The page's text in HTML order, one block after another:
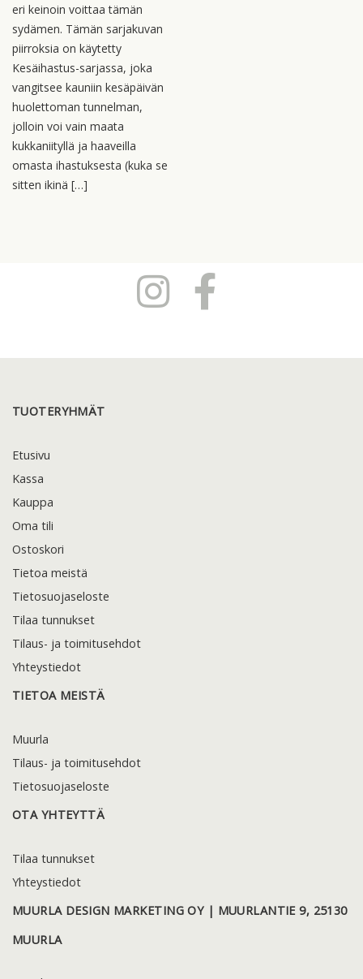
eri keinoin voittaa tämän
sydämen. Tämän sarjakuvan
piirroksia on käytetty
Kesäihastus-sarjassa, joka
vangitsee kauniin kesäpäivän
huolettoman tunnelman,
jolloin voi vain maata
kukkaniityllä ja haaveilla
omasta ihastuksesta (kuka se
sitten ikinä […]
TUOTERYHMÄT
Etusivu
Kassa
Kauppa
Oma tili
Ostoskori
Tietoa meistä
Tietosuojaseloste
Tilaa tunnukset
Tilaus- ja toimitusehdot
Yhteystiedot
TIETOA MEISTÄ
Muurla
Tilaus- ja toimitusehdot
Tietosuojaseloste
OTA YHTEYTTÄ
Tilaa tunnukset
Yhteystiedot
MUURLA DESIGN MARKETING OY | MUURLANTIE 9, 25130
MUURLA